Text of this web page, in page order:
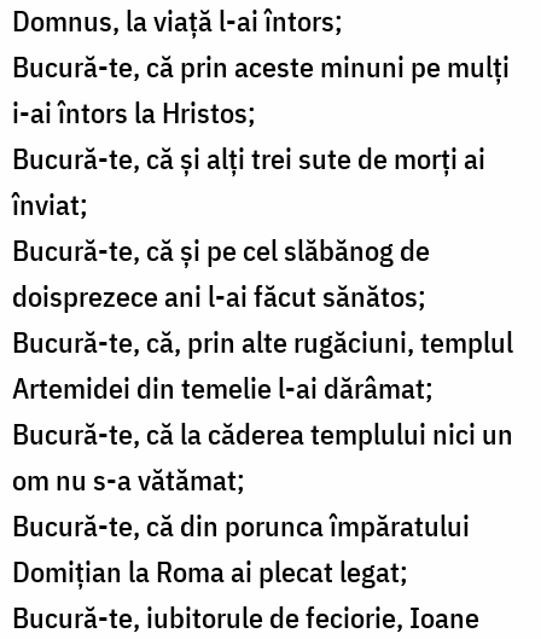
Domnus, la viaţă l-ai întors;
Bucură-te, că prin aceste minuni pe mulţi
i-ai întors la Hristos;
Bucură-te, că şi alţi trei sute de morţi ai
înviat;
Bucură-te, că şi pe cel slăbănog de
doisprezece ani l-ai făcut sănătos;
Bucură-te, că, prin alte rugăciuni, templul
Artemidei din temelie l-ai dărâmat;
Bucură-te, că la căderea templului nici un
om nu s-a vătămat;
Bucură-te, că din porunca împăratului
Domiţian la Roma ai plecat legat;
Bucură-te, iubitorule de feciorie, Ioane